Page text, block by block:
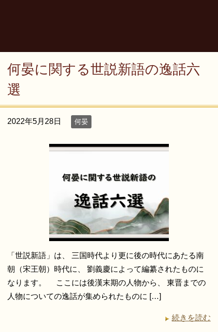
何晏に関する世説新語の逸話六
選
2022年5月28日 何晏
「世説新語」は、 三国時代より更に後の時代にあたる南
朝（宋王朝）時代に、 劉義慶によって編纂されたものに
なります。 ここには後漢末期の人物から、 東晋までの
人物についての逸話が集められたものに […]
続きを読む